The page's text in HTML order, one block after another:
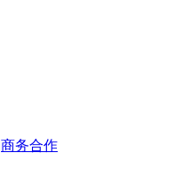
商务合作